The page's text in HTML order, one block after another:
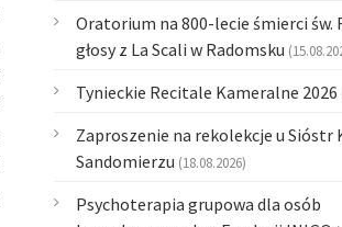
Oratorium na 800-lecie śmierci św.
głosy z La Scali w Radomsku
Tynieckie Recitale Kameralne 2026
Zaproszenie na rekolekcje u Sióstr
Sandomierzu (18.08.2026)
Psychoterapia grupowa dla osób